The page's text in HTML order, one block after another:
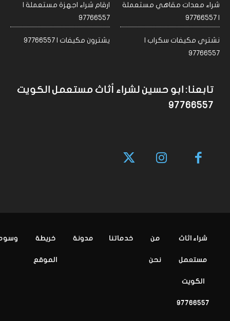
شراء معدات مقاهي مستعملة
| 97766557
ارقام شراء اجهزة مستعملة |
97766557
نشتري مكيفات سكراب |
97766557
يشترون مكيفات | 97766557
تابعنا: ابو حسين لشراء أثاث مستعمل الكويت
97766557
شراء اثاث
مستعمل
الكويت
97766557
من
نحن
خدماتنا مدونة خريطة
الموقع